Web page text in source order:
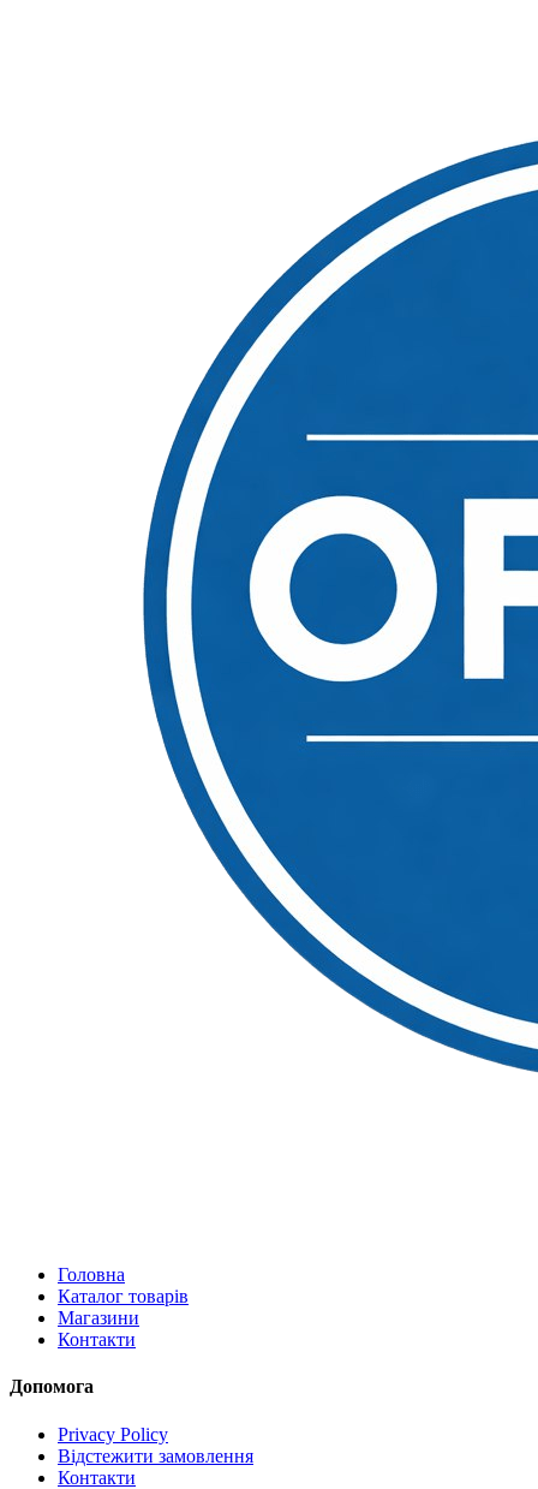
Головна
Каталог товарів
Магазини
Контакти
Допомога
Privacy Policy
Відстежити замовлення
Контакти